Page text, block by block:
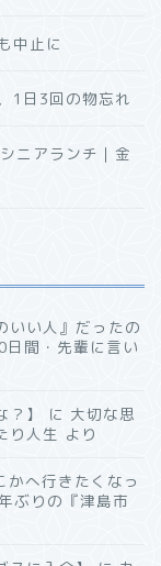
中止に
1日3回の物忘れ
ニアランチ｜金
いい人』だったの
日間・先輩に言い
】 に 大切な思
り人生 より
かへ行きたくなっ
ぶりの『津島市